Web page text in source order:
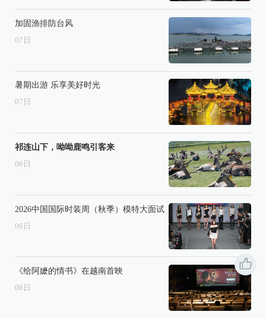
加固渔排防台风
07 日
暑期出游 乐享美好时光
07 日
祁连山下，呦呦鹿鸣引客来
06 日
2026中国国际时装周（秋季）模特大面试
06 日
《给阿嬷的情书》在越南首映
06 日